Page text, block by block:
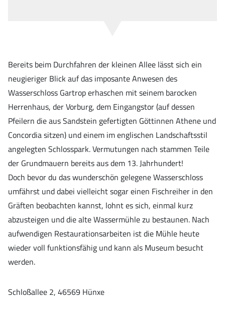
Bereits beim Durchfahren der kleinen Allee lässt sich ein
neugieriger Blick auf das imposante Anwesen des
Wasserschloss Gartrop erhaschen mit seinem barocken
Herrenhaus, der Vorburg, dem Eingangstor (auf dessen
Pfeilern die aus Sandstein gefertigten Göttinnen Athene und
Concordia sitzen) und einem im englischen Landschaftsstil
angelegten Schlosspark. Vermutungen nach stammen Teile
der Grundmauern bereits aus dem 13. Jahrhundert!
Doch bevor du das wunderschön gelegene Wasserschloss
umfährst und dabei vielleicht sogar einen Fischreiher in den
Gräften beobachten kannst, lohnt es sich, einmal kurz
abzusteigen und die alte Wassermühle zu bestaunen. Nach
aufwendigen Restaurationsarbeiten ist die Mühle heute
wieder voll funktionsfähig und kann als Museum besucht
werden.
Schloßallee 2, 46569 Hünxe